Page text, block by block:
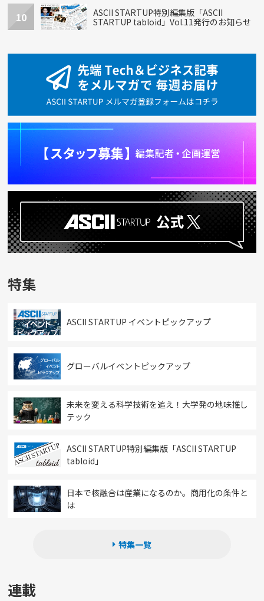
10
ASCII STARTUP特別編集版「ASCII
STARTUP tabloid」Vol.11発行のお知らせ
特集
ASCII STARTUP イベントピックアップ
グローバルイベントピックアップ
未来を変える科学技術を追え！大学発の地味推し
テック
ASCII STARTUP特別編集版「ASCII STARTUP
tabloid」
日本で核融合は産業になるのか。商用化の条件と
は
特集一覧
連載